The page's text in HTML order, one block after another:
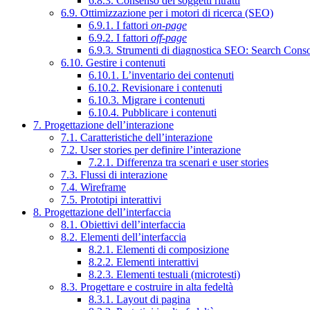
6.9. Ottimizzazione per i motori di ricerca (SEO)
6.9.1. I fattori on-page
6.9.2. I fattori off-page
6.9.3. Strumenti di diagnostica SEO: Search
6.10. Gestire i contenuti
6.10.1. L’inventario dei contenuti
6.10.2. Revisionare i contenuti
6.10.3. Migrare i contenuti
6.10.4. Pubblicare i contenuti
7. Progettazione dell’interazione
7.1. Caratteristiche dell’interazione
7.2. User stories per definire l’interazione
7.2.1. Differenza tra scenari e user stories
7.3. Flussi di interazione
7.4. Wireframe
7.5. Prototipi interattivi
8. Progettazione dell’interfaccia
8.1. Obiettivi dell’interfaccia
8.2. Elementi dell’interfaccia
8.2.1. Elementi di composizione
8.2.2. Elementi interattivi
8.2.3. Elementi testuali (microtesti)
8.3. Progettare e costruire in alta fedeltà
8.3.1. Layout di pagina